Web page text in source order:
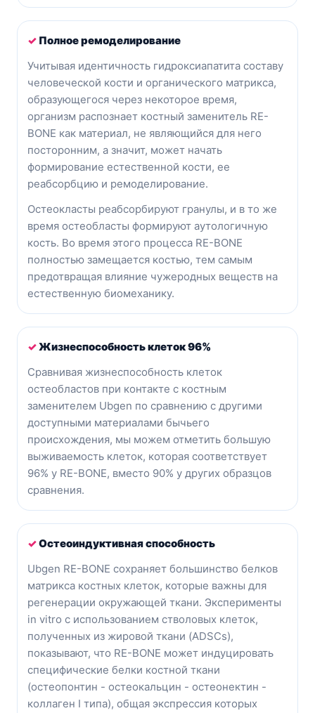
✓ Полное ремоделирование
Учитывая идентичность гидроксиапатита составу
человеческой кости и органического матрикса,
образующегося через некоторое время,
организм распознает костный заменитель RE-
BONE как материал, не являющийся для него
посторонним, а значит, может начать
формирование естественной кости, ее
реабсорбцию и ремоделирование.
Остеокласты реабсорбируют гранулы, и в то же
время остеобласты формируют аутологичную
кость. Во время этого процесса RE-BONE
полностью замещается костью, тем самым
предотвращая влияние чужеродных веществ на
естественную биомеханику.
✓Жизнеспособность клеток 96%
Сравнивая жизнеспособность клеток
остеобластов при контакте с костным
заменителем Ubgen по сравнению с другими
доступными материалами бычьего
происхождения, мы можем отметить большую
выживаемость клеток, которая соответствует
96% у RE-BONE, вместо 90% у других образцов
сравнения.
✓Остеоиндуктивная способность
Ubgen RE-BONE сохраняет большинство белков
матрикса костных клеток, которые важны для
регенерации окружающей ткани. Эксперименты
in vitro с использованием стволовых клеток,
полученных из жировой ткани (ADSCs),
показывают, что RE-BONE может индуцировать
специфические белки костной ткани
(остеопонтин - остеокальцин - остеонектин -
коллаген I типа), общая экспрессия которых